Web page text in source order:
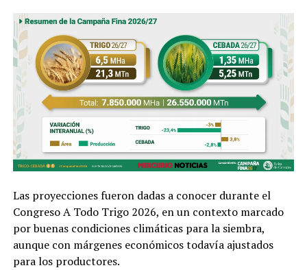
Las proyecciones fueron dadas a conocer durante el
Congreso A Todo Trigo 2026, en un contexto marcado
por buenas condiciones climáticas para la siembra,
aunque con márgenes económicos todavía ajustados
para los productores.